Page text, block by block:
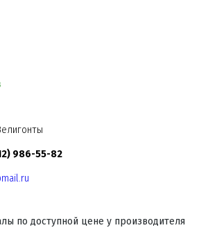
986-55-82
по доступной цене у производителя